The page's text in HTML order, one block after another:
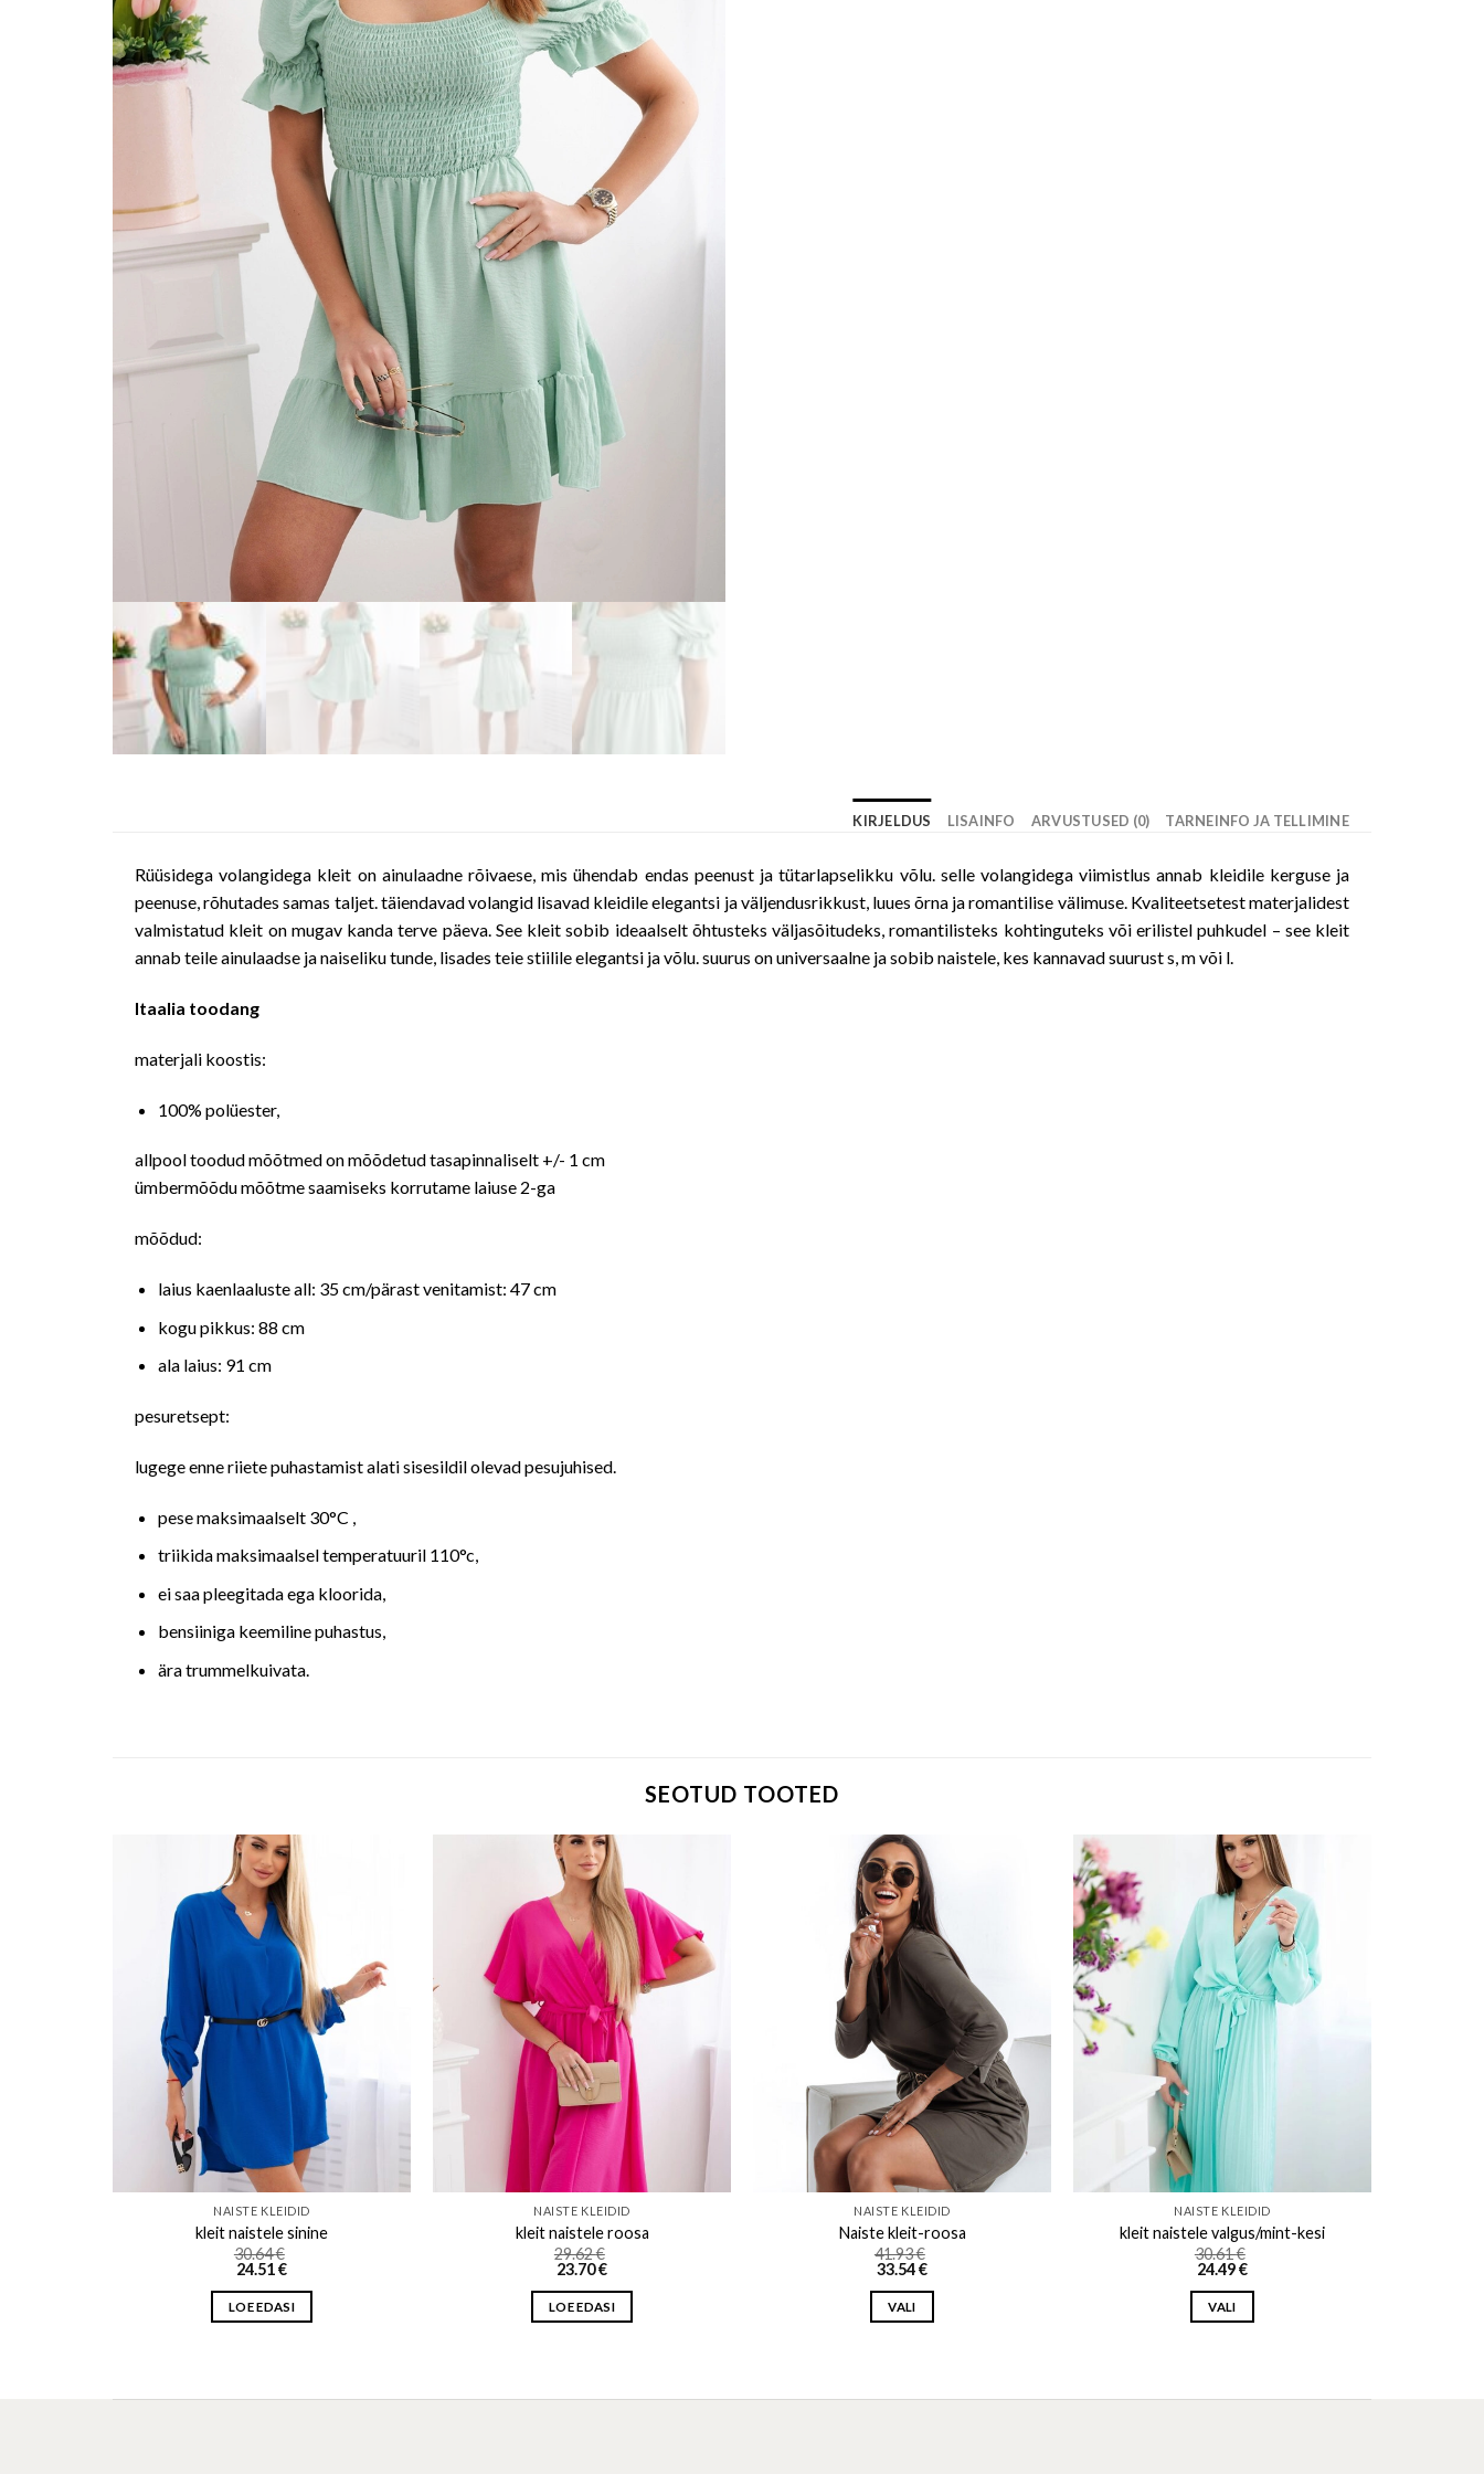
KIRJELDUS LISAINFO ARVUSTUSED (0) TARNEINFO JA TELLIMINE
Rüüsidega volangidega kleit on ainulaadne rõivaese, mis ühendab endas peenust ja tütarlapselikku võlu. selle volangidega viimistlus annab kleidile kerguse ja
peenuse, rõhutades samas taljet. täiendavad volangid lisavad kleidile elegantsi ja väljendusrikkust, luues õrna ja romantilise välimuse. Kvaliteetsetest materjalidest
valmistatud kleit on mugav kanda terve päeva. See kleit sobib ideaalselt õhtusteks väljasõitudeks, romantilisteks kohtinguteks või erilistel puhkudel – see kleit
annab teile ainulaadse ja naiseliku tunde, lisades teie stiilile elegantsi ja võlu. suurus on universaalne ja sobib naistele, kes kannavad suurust s, m või l.
Itaalia toodang
materjali koostis:
100% polüester,
allpool toodud mõõtmed on mõõdetud tasapinnaliselt +/- 1 cm
ümbermõõdu mõõtme saamiseks korrutame laiuse 2-ga
mõõdud:
laius kaenlaaluste all: 35 cm/pärast venitamist: 47 cm
kogu pikkus: 88 cm
ala laius: 91 cm
pesuretsept:
lugege enne riiete puhastamist alati sisesildil olevad pesujuhised.
pese maksimaalselt 30°C ,
triikida maksimaalsel temperatuuril 110°c,
ei saa pleegitada ega kloorida,
bensiiniga keemiline puhastus,
ära trummelkuivata.
SEOTUD TOOTED
Add to wishlist
NAISTE KLEIDID
kleit naistele sinine
30.64€
24.51€
LOE EDASI
Add to wishlist
NAISTE KLEIDID
kleit naistele roosa
29.62€
23.70€
LOE EDASI
Add to wishlist
NAISTE KLEIDID
Naiste kleit-roosa
41.93€
33.54€
VALI
Add to wishlist
NAISTE KLEIDID
kleit naistele valgus/mint-kesi
30.61€
24.49€
VALI